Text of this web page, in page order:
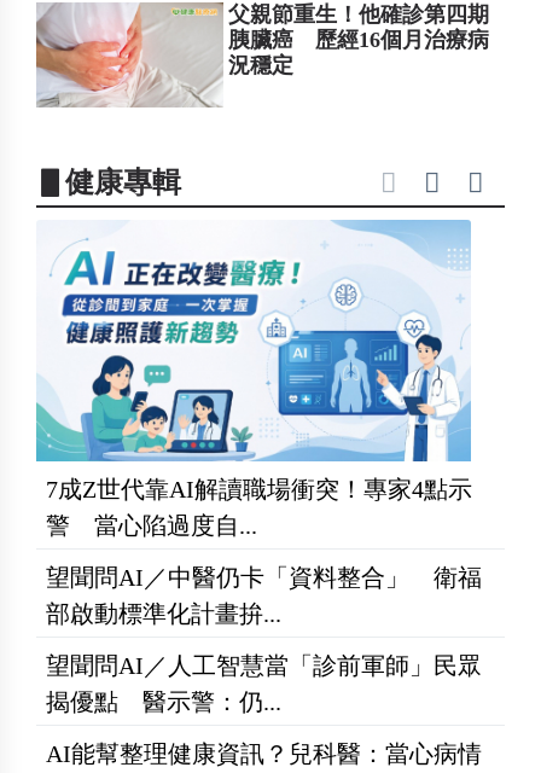
父親節重生！他確診第四期
胰臟癌 歷經16個月治療病
況穩定
▋健康專輯
7成Z世代靠AI解讀職場衝突！專家4點示
警 當心陷過度自...
望聞問AI／中醫仍卡「資料整合」 衛福
部啟動標準化計畫拚...
望聞問AI／人工智慧當「診前軍師」民眾
揭優點 醫示警：仍...
AI能幫整理健康資訊？兒科醫：當心病情